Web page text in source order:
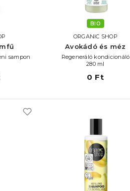
sampon
BIO
ORGANIC SHOP
Avokádó és méz
Regeneráló kondicionáló
280 ml
0 Ft